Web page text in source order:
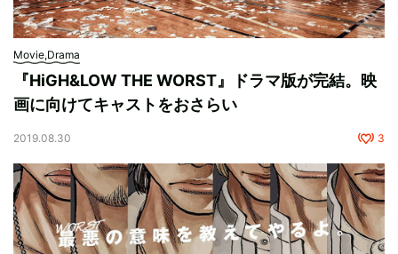
Movie,Drama
『HiGH&LOW THE WORST』ドラマ版が完結。映
画に向けてキャストをおさらい
2019.08.30 3